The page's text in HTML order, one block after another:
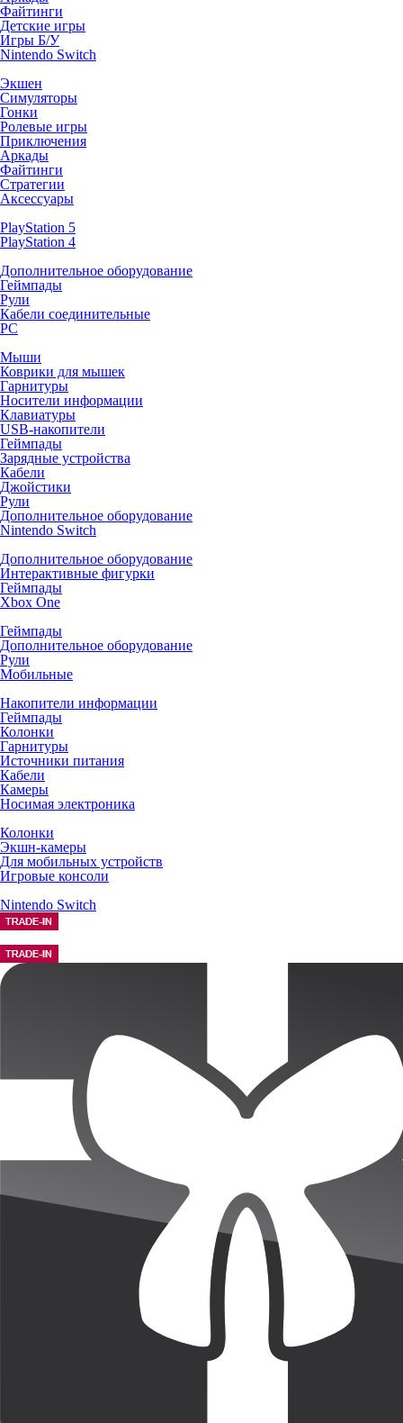
Файтинги
Детские игры
Игры Б/У
Nintendo Switch
Экшен
Симуляторы
Гонки
Ролевые игры
Приключения
Аркады
Файтинги
Стратегии
Аксессуары
PlayStation 5
PlayStation 4
Дополнительное оборудование
Геймпады
Рули
Кабели соединительные
PC
Мыши
Коврики для мышек
Гарнитуры
Носители информации
Клавиатуры
USB-накопители
Геймпады
Зарядные устройства
Кабели
Джойстики
Рули
Дополнительное оборудование
Nintendo Switch
Дополнительное оборудование
Интерактивные фигурки
Геймпады
Xbox One
Геймпады
Дополнительное оборудование
Рули
Мобильные
Накопители информации
Геймпады
Колонки
Гарнитуры
Источники питания
Кабели
Камеры
Носимая электроника
Колонки
Экшн-камеры
Для мобильных устройств
Игровые консоли
Nintendo Switch